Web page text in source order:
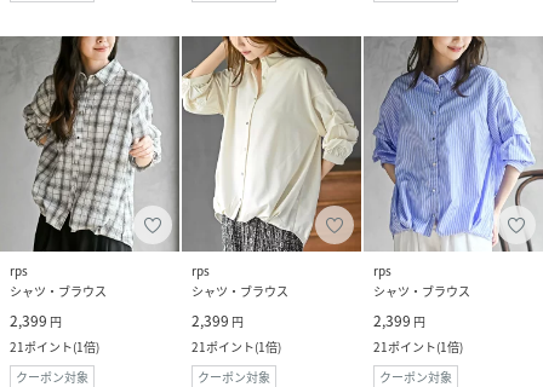
rps
シャツ・ブラウス
2,399 円
21ポイント(1倍)
クーポン対象
rps
シャツ・ブラウス
2,399 円
21ポイント(1倍)
クーポン対象
rps
シャツ・ブラウス
2,399 円
21ポイント(1倍)
クーポン対象